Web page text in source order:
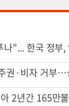
2년간 165만불